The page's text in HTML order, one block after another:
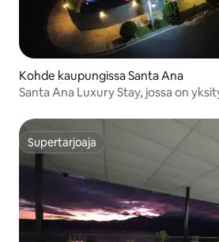
Kohde kaupungissa Santa Ana
Santa Ana Luxury Stay, jossa on
Supertarjoaja
Supertarjoaja